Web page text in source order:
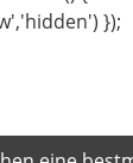
});